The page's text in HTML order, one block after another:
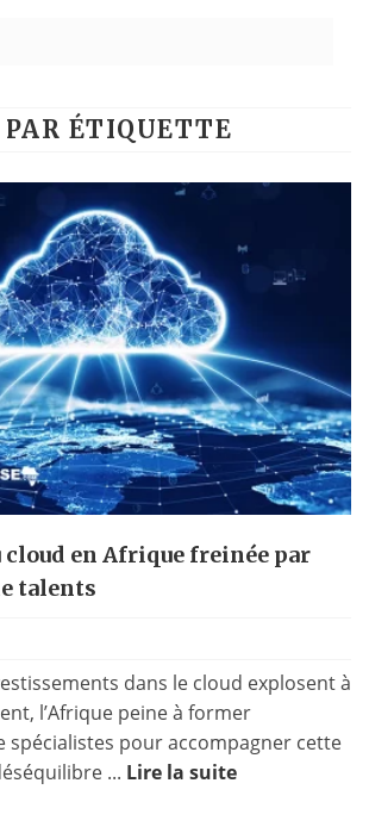
ÉTIQUETTE
cloud en Afrique freinée par
talents
dans le cloud explosent à
l’Afrique peine à former
spécialistes pour accompagner cette
... Lire la suite